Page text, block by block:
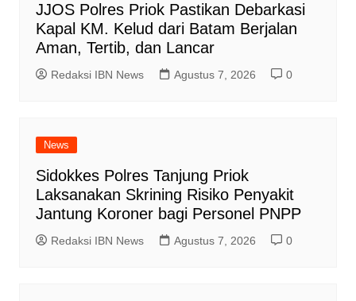
JJOS Polres Priok Pastikan Debarkasi
Kapal KM. Kelud dari Batam Berjalan
Aman, Tertib, dan Lancar
Redaksi IBN News Agustus 7, 2026 0
News
Sidokkes Polres Tanjung Priok
Laksanakan Skrining Risiko Penyakit
Jantung Koroner bagi Personel PNPP
Redaksi IBN News Agustus 7, 2026 0